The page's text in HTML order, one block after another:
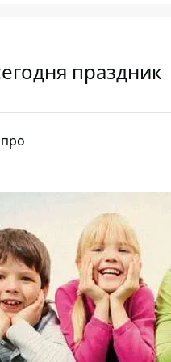
праздник